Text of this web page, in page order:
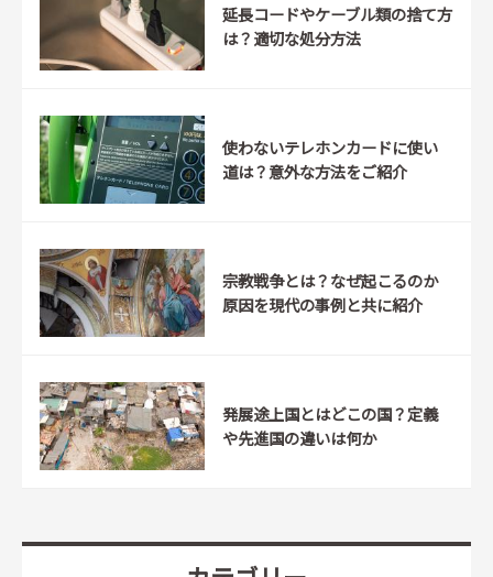
延長コードやケーブル類の捨て方
は？適切な処分方法
使わないテレホンカードに使い
道は？意外な方法をご紹介
宗教戦争とは？なぜ起こるのか
原因を現代の事例と共に紹介
発展途上国とはどこの国？定義
や先進国の違いは何か